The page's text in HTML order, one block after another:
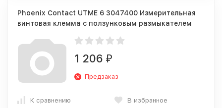
Phoenix Contact UTME 6 3047400 Измерительная
винтовая клемма с ползунковым размыкателем
1 206 ₽
Предзаказ
К сравнению В избранное